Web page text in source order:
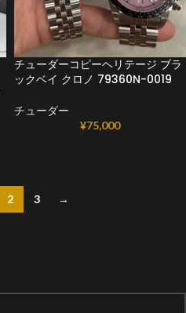
チューダーコピーヘリテージ ブラ
ックベイ クロノ 79360N-0019
チューダー
¥75,000
2 3 →